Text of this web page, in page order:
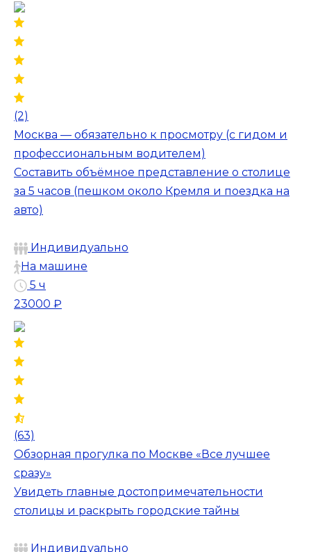
(2)
Москва — обязательно к просмотру (с гидом и
профессиональным водителем)
Составить объёмное представление о столице
за 5 часов (пешком около Кремля и поездка на
авто)
Индивидуально
На машине
5 ч
23000 ₽
(63)
Обзорная прогулка по Москве «Все лучшее
сразу»
Увидеть главные достопримечательности
столицы и раскрыть городские тайны
Индивидуально